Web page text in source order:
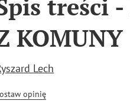
KOMUNY
Lech
opinię